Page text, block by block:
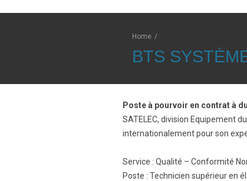
Home /
BTS
Poste à pourvoir en contrat à
SATELEC, division Equipement
internationalement pour son
Service : Qualité – Conformité
Poste : Technicien supérieur en